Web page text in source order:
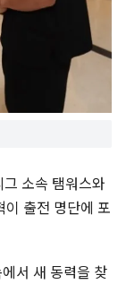
소속 탬워스와
출전 명단에 포
서 새 동력을 찾